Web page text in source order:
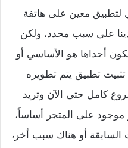
لتطبيق معين على هاتفة
على سبب محدد، ولكن
أحداها هو الأساسي أو
تثبيت تطبيق يتم تطويره
كامل حتى الآن وتريد
موجود على المتجر أساساً،
السابقة أو هناك سبب أخر،